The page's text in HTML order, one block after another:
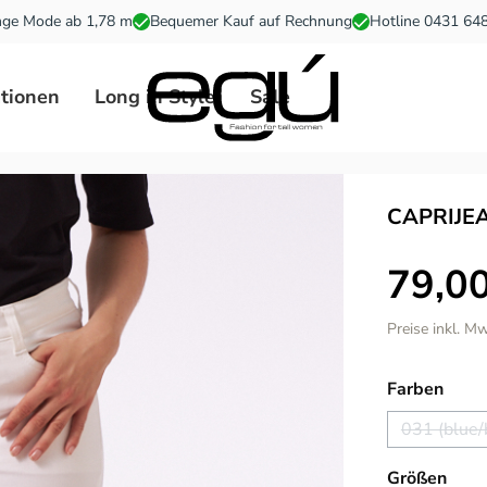
Mode ab 1,78 m Bequemer Kauf auf Rechnung Hotline 0431
Long in Style Sale
Preise inkl.
Farben
031
Größen